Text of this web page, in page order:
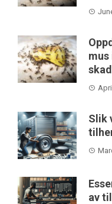
Slik
av